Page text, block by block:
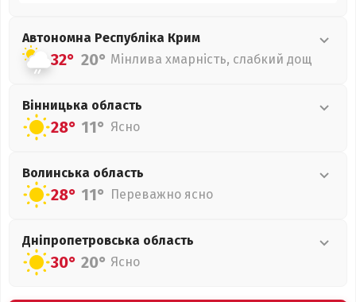
Автономна Республіка Крим
32° 20° Мінлива хмарність, слабкий дощ
Вінницька область
28° 11° Ясно
Волинська область
28° 11° Переважно ясно
Дніпропетровська область
30° 20° Ясно